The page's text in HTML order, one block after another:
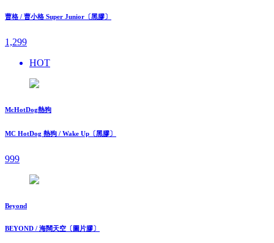
曹格 / 曹小格 Super Junior〔黑膠〕
1,299
HOT
McHotDog熱狗
MC HotDog 熱狗 / Wake Up〔黑膠〕
999
Beyond
BEYOND / 海闊天空〔圖片膠〕